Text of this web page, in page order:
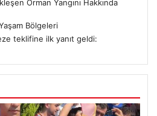
Orman Yangını Hakkında
Bölgeleri
teklifine ilk yanıt geldi: